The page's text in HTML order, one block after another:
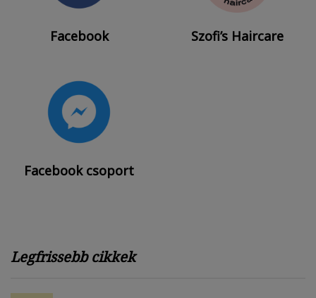
Facebook Szofi’s Haircare
Facebook csoport
Legfrissebb cikkek